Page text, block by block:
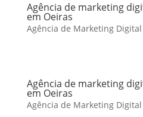
Agência de marketing
em Oeiras
Agência de Marketing
Agência de marketing
em Oeiras
Agência de Marketing